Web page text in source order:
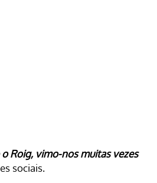
Roig, vimo-nos muitas vezes
sociais.